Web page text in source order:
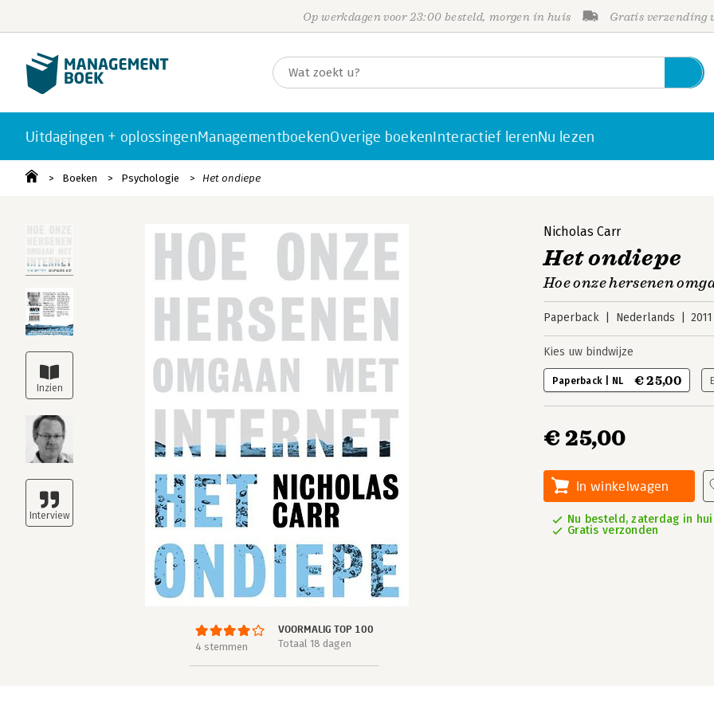
Op werkdagen voor 23:00 besteld, morgen in huis Gratis verzending
Uitdagingen + oplossingenManagementboekenOverige boekenInteractief lerenNu lezen
Boeken Psychologie Het ondiepe
4 stemmen
VOORMALIG TOP 100
Totaal 18 dagen
Nicholas Carr
Het ondiepe
Hoe onze hersenen
Paperback Nederlands 2011
Kies uw bindwijze
Paperback | NL € 25,00
€ 25,00
In winkelwagen
Nu besteld, zaterdag in
Gratis verzonden